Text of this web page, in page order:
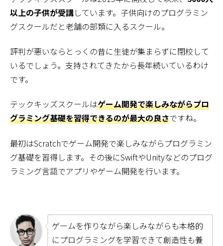
以上の子供が受講しています。子供向けのプログラミン
グスクールだと老舗の部類に入るスクール。
評判が悪いならとっくの昔に生徒が集まらずに閉校して
いるでしょう。支持されてきたから長年続いているわけ
です。
テックキッズスクールはゲーム開発で楽しみながらプロ
グラミング基礎を習得できるのが最大の良さですね。
最初はScratchでゲーム開発で楽しみながらプログラミン
グ基礎を習得します。その後にSwiftやUnityなどのプログ
ラミング言語でアプリやゲーム開発を行います。
ゲームを作りながら楽しみながらも本格的
にプログラミングを学習できて創造性も養